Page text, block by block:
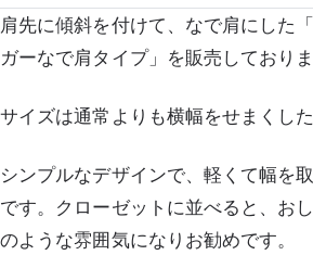
肩先に傾斜を付けて、なで肩にした
ガーなで肩タイプ」を販売しておりま
サイズは通常よりも横幅をせまくし
シンプルなデザインで、軽くて幅を
です。クローゼットに並べると、お
のような雰囲気になりお勧めです。